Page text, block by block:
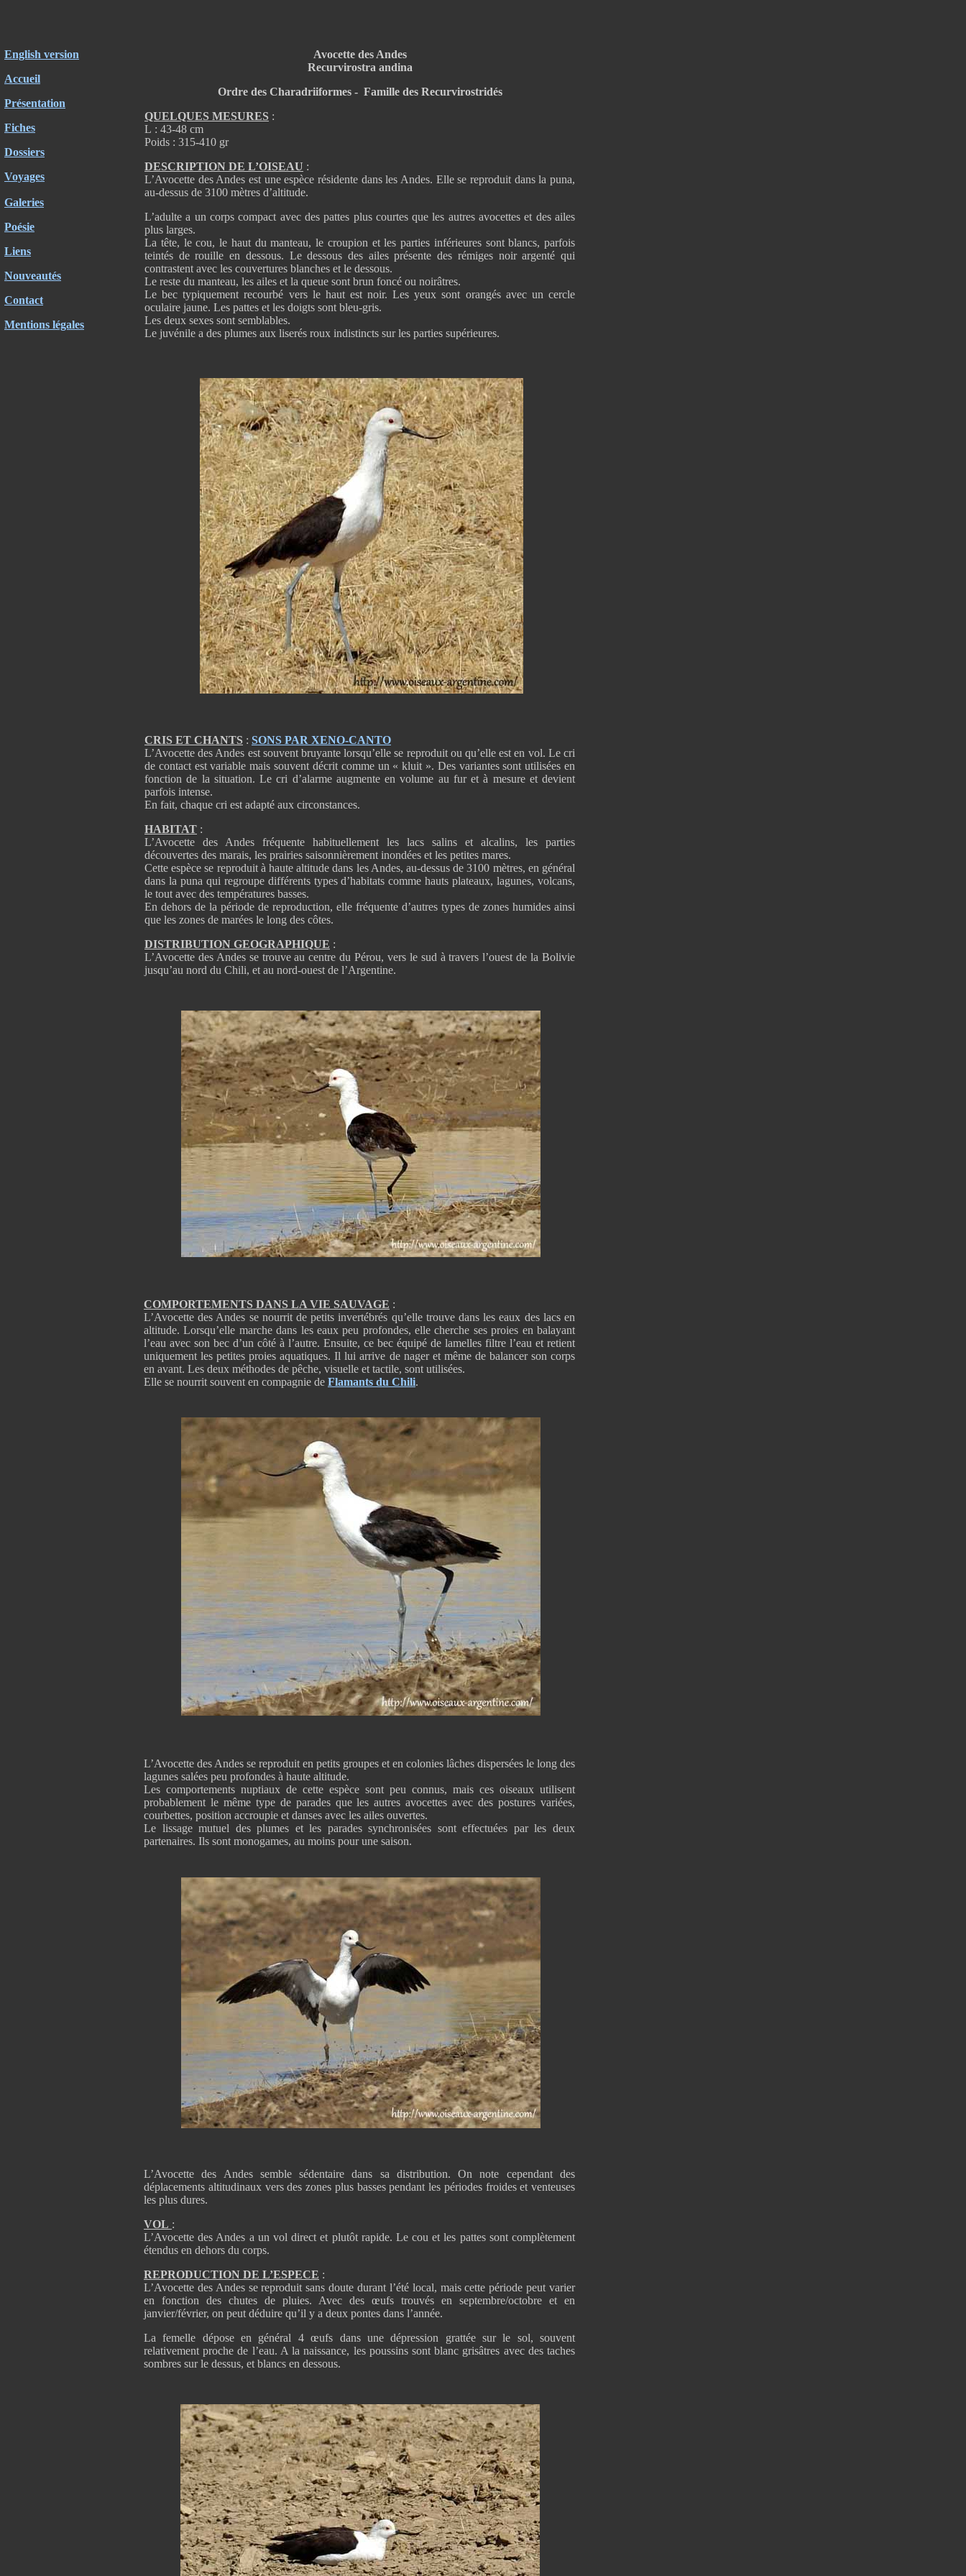
English version
Accueil
Présentation
Fiches
Dossiers
Voyages
Galeries
Poésie
Liens
Nouveautés
Contact
Mentions légales
Avocette des Andes
Recurvirostra andina
Ordre des Charadriiformes - Famille des Recurvirostridés
QUELQUES MESURES :
L : 43-48 cm
Poids : 315-410 gr
DESCRIPTION DE L’OISEAU :
L’Avocette des Andes est une espèce résidente dans les Andes. Elle se reproduit dans la puna,
au-dessus de 3100 mètres d’altitude.
L’adulte a un corps compact avec des pattes plus courtes que les autres avocettes et des ailes
plus larges.
La tête, le cou, le haut du manteau, le croupion et les parties inférieures sont blancs, parfois
teintés de rouille en dessous. Le dessous des ailes présente des rémiges noir argenté qui
contrastent avec les couvertures blanches et le dessous.
Le reste du manteau, les ailes et la queue sont brun foncé ou noirâtres.
Le bec typiquement recourbé vers le haut est noir. Les yeux sont orangés avec un cercle
oculaire jaune. Les pattes et les doigts sont bleu-gris.
Les deux sexes sont semblables.
Le juvénile a des plumes aux liserés roux indistincts sur les parties supérieures.
CRIS ET CHANTS : SONS PAR XENO-CANTO
L’Avocette des Andes est souvent bruyante lorsqu’elle se reproduit ou qu’elle est en vol. Le cri
de contact est variable mais souvent décrit comme un « kluit ». Des variantes sont utilisées en
fonction de la situation. Le cri d’alarme augmente en volume au fur et à mesure et devient
parfois intense.
En fait, chaque cri est adapté aux circonstances.
HABITAT :
L’Avocette des Andes fréquente habituellement les lacs salins et alcalins, les parties
découvertes des marais, les prairies saisonnièrement inondées et les petites mares.
Cette espèce se reproduit à haute altitude dans les Andes, au-dessus de 3100 mètres, en général
dans la puna qui regroupe différents types d’habitats comme hauts plateaux, lagunes, volcans,
le tout avec des températures basses.
En dehors de la période de reproduction, elle fréquente d’autres types de zones humides ainsi
que les zones de marées le long des côtes.
DISTRIBUTION GEOGRAPHIQUE :
L’Avocette des Andes se trouve au centre du Pérou, vers le sud à travers l’ouest de la Bolivie
jusqu’au nord du Chili, et au nord-ouest de l’Argentine.
COMPORTEMENTS DANS LA VIE SAUVAGE :
L’Avocette des Andes se nourrit de petits invertébrés qu’elle trouve dans les eaux des lacs en
altitude. Lorsqu’elle marche dans les eaux peu profondes, elle cherche ses proies en balayant
l’eau avec son bec d’un côté à l’autre. Ensuite, ce bec équipé de lamelles filtre l’eau et retient
uniquement les petites proies aquatiques. Il lui arrive de nager et même de balancer son corps
en avant. Les deux méthodes de pêche, visuelle et tactile, sont utilisées.
Elle se nourrit souvent en compagnie de Flamants du Chili.
L’Avocette des Andes se reproduit en petits groupes et en colonies lâches dispersées le long des
lagunes salées peu profondes à haute altitude.
Les comportements nuptiaux de cette espèce sont peu connus, mais ces oiseaux utilisent
probablement le même type de parades que les autres avocettes avec des postures variées,
courbettes, position accroupie et danses avec les ailes ouvertes.
Le lissage mutuel des plumes et les parades synchronisées sont effectuées par les deux
partenaires. Ils sont monogames, au moins pour une saison.
L’Avocette des Andes semble sédentaire dans sa distribution. On note cependant des
déplacements altitudinaux vers des zones plus basses pendant les périodes froides et venteuses
les plus dures.
VOL :
L’Avocette des Andes a un vol direct et plutôt rapide. Le cou et les pattes sont complètement
étendus en dehors du corps.
REPRODUCTION DE L’ESPECE :
L’Avocette des Andes se reproduit sans doute durant l’été local, mais cette période peut varier
en fonction des chutes de pluies. Avec des œufs trouvés en septembre/octobre et en
janvier/février, on peut déduire qu’il y a deux pontes dans l’année.
La femelle dépose en général 4 œufs dans une dépression grattée sur le sol, souvent
relativement proche de l’eau. A la naissance, les poussins sont blanc grisâtres avec des taches
sombres sur le dessus, et blancs en dessous.